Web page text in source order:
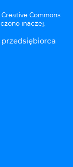
Commons
inaczej.
przedsiębiorca